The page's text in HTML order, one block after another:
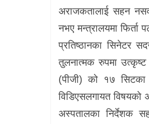
अराजकतालाई सहन
नभए मन्त्रालयमा फिर्ता
प्रतिष्ठानका सिनेटर
तुलनात्मक रुपमा उत्कृष्ट
(पीजी) को १७ सिटका
विडिएसलगायत विषयको
अस्पतालका निर्देशक